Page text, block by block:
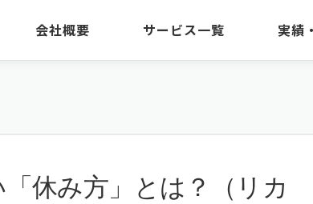
会社概要 サービス一覧 実績
休み方」とは？（リカ